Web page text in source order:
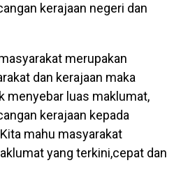
kerajaan negeri dan
merupakan
dan kerajaan maka
menyebar luas maklumat,
kerajaan kepada
mahu masyarakat
yang terkini,cepat dan